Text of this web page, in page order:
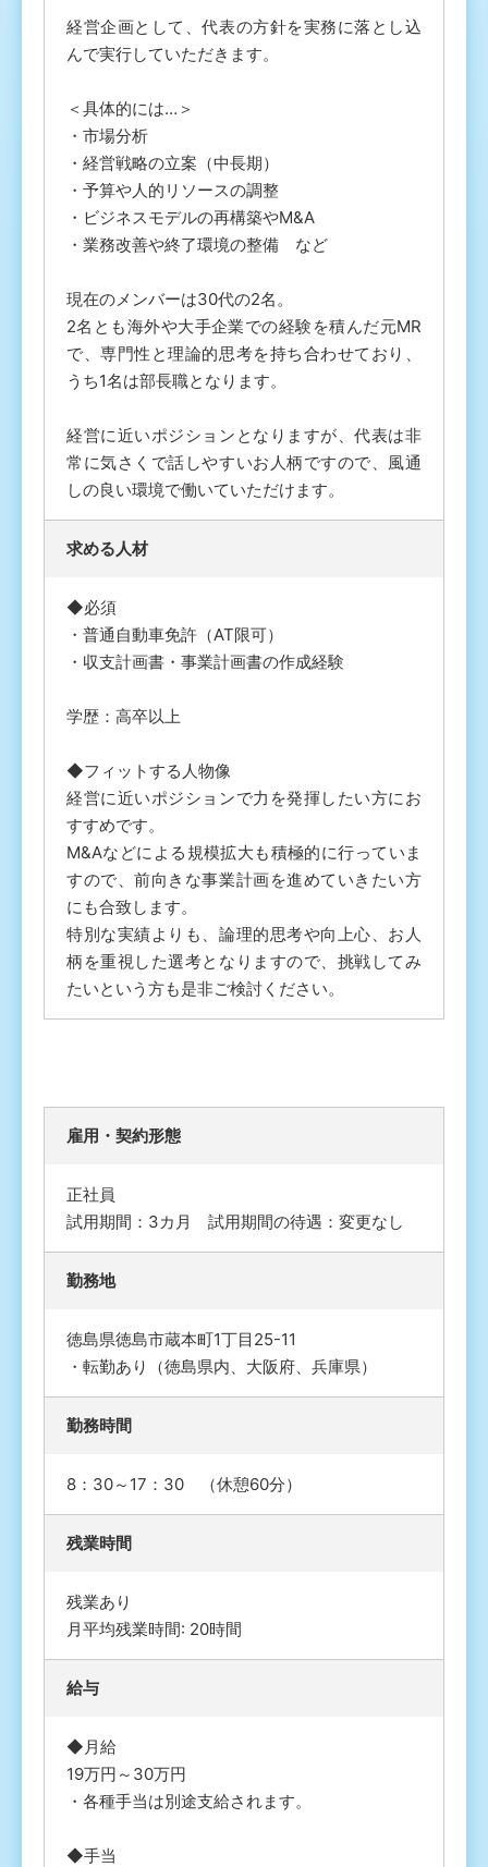
経営企画として、代表の方針を実務に落とし込
んで実行していただきます。
＜具体的には…＞
・市場分析
・経営戦略の立案（中長期）
・予算や人的リソースの調整
・ビジネスモデルの再構築やM&A
・業務改善や終了環境の整備 など
現在のメンバーは30代の2名。
2名とも海外や大手企業での経験を積んだ元MR
で、専門性と理論的思考を持ち合わせており、
うち1名は部長職となります。
経営に近いポジションとなりますが、代表は非
常に気さくで話しやすいお人柄ですので、風通
しの良い環境で働いていただけます。
求める人材
◆必須
・普通自動車免許（AT限可）
・収支計画書・事業計画書の作成経験
学歴：高卒以上
◆フィットする人物像
経営に近いポジションで力を発揮したい方にお
すすめです。
M&Aなどによる規模拡大も積極的に行っていま
すので、前向きな事業計画を進めていきたい方
にも合致します。
特別な実績よりも、論理的思考や向上心、お人
柄を重視した選考となりますので、挑戦してみ
たいという方も是非ご検討ください。
雇⽤・契約形態
正社員
試用期間：3カ月 試用期間の待遇：変更なし
勤務地
徳島県徳島市蔵本町1丁目25-11
・転勤あり（徳島県内、大阪府、兵庫県）
勤務時間
8：30～17：30 （休憩60分）
残業時間
残業あり
月平均残業時間: 20時間
給与
◆月給
19万円～30万円
・各種手当は別途支給されます。
◆手当